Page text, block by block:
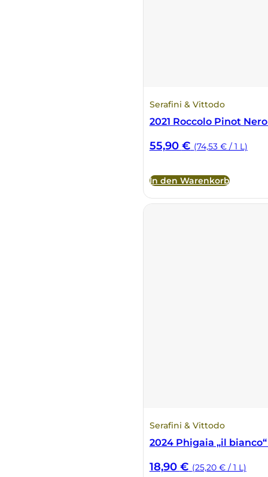
Serafini & Vittodo
2021 Roccolo Pinot
55,90 € (74,53 € / 1 L)
In den Warenkorb
Serafini & Vittodo
2024 Phigaia „il
18,90 € (25,20 € / 1 L)